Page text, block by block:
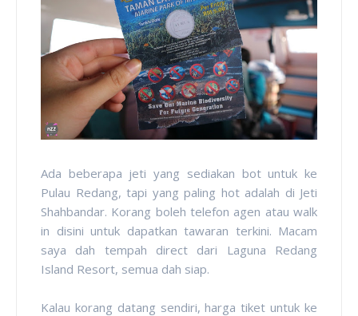
Ada beberapa jeti yang sediakan bot untuk ke
Pulau Redang, tapi yang paling hot adalah di Jeti
Shahbandar. Korang boleh telefon agen atau walk
in disini untuk dapatkan tawaran terkini. Macam
saya dah tempah direct dari Laguna Redang
Island Resort, semua dah siap.
Kalau korang datang sendiri, harga tiket untuk ke